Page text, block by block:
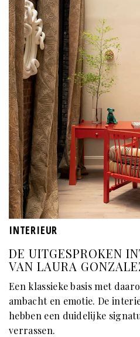
INTERIEUR
DE UITGESPROKEN
VAN LAURA
Een klassieke basis met
ambacht en emotie. De
hebben een duidelijke
verrassen.